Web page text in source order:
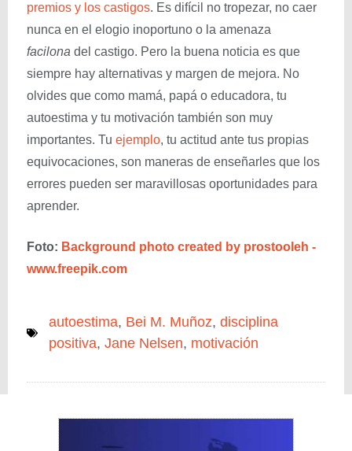
premios y los castigos. Es difícil no tropezar, no caer
nunca en el elogio inoportuno o la amenaza
facilona del castigo. Pero la buena noticia es que
siempre hay alternativas y margen de mejora. No
olvides que como mamá, papá o educadora, tu
autoestima y tu motivación también son muy
importantes. Tu ejemplo, tu actitud ante tus propias
equivocaciones, son maneras de enseñarles que los
errores pueden ser maravillosas oportunidades para
aprender.
Foto: Background photo created by prostooleh -
www.freepik.com
autoestima, Bei M. Muñoz, disciplina
positiva, Jane Nelsen, motivación